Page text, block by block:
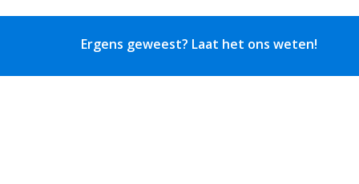
Ergens geweest? Laat het ons weten!